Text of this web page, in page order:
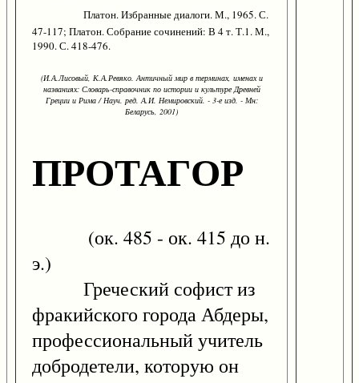
Платон. Избранные диалоги. М., 1965. С.
47-117; Платон. Собрание сочинений: В 4 т. Т.1. М.,
1990. С. 418-476.
(И.А.Лисовый, К.А.Ревяко. Античный мир в терминах, именах и
названиях: Словарь-справочник по истории и культуре Древней
Греции и Рима / Науч. ред. А.И. Немировский. - 3-е изд. - Мн:
Беларусь, 2001)
ПРОТАГОР
(ок. 485 - ок. 415 до н.
э.)
Греческий софист из
фракийского города Абдеры,
профессиональный учитель
добродетели, которую он